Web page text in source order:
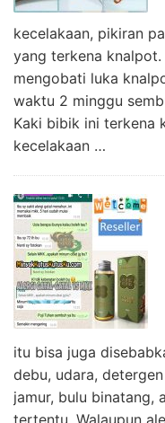
kecelakaan, pikiran
yang terkena
mengobati luka
waktu 2 minggu
Kaki bibik ini terkena
kecelakaan …
itu bisa juga
debu, udara,
jamur, bulu binatang,
tertentu. Walaupun